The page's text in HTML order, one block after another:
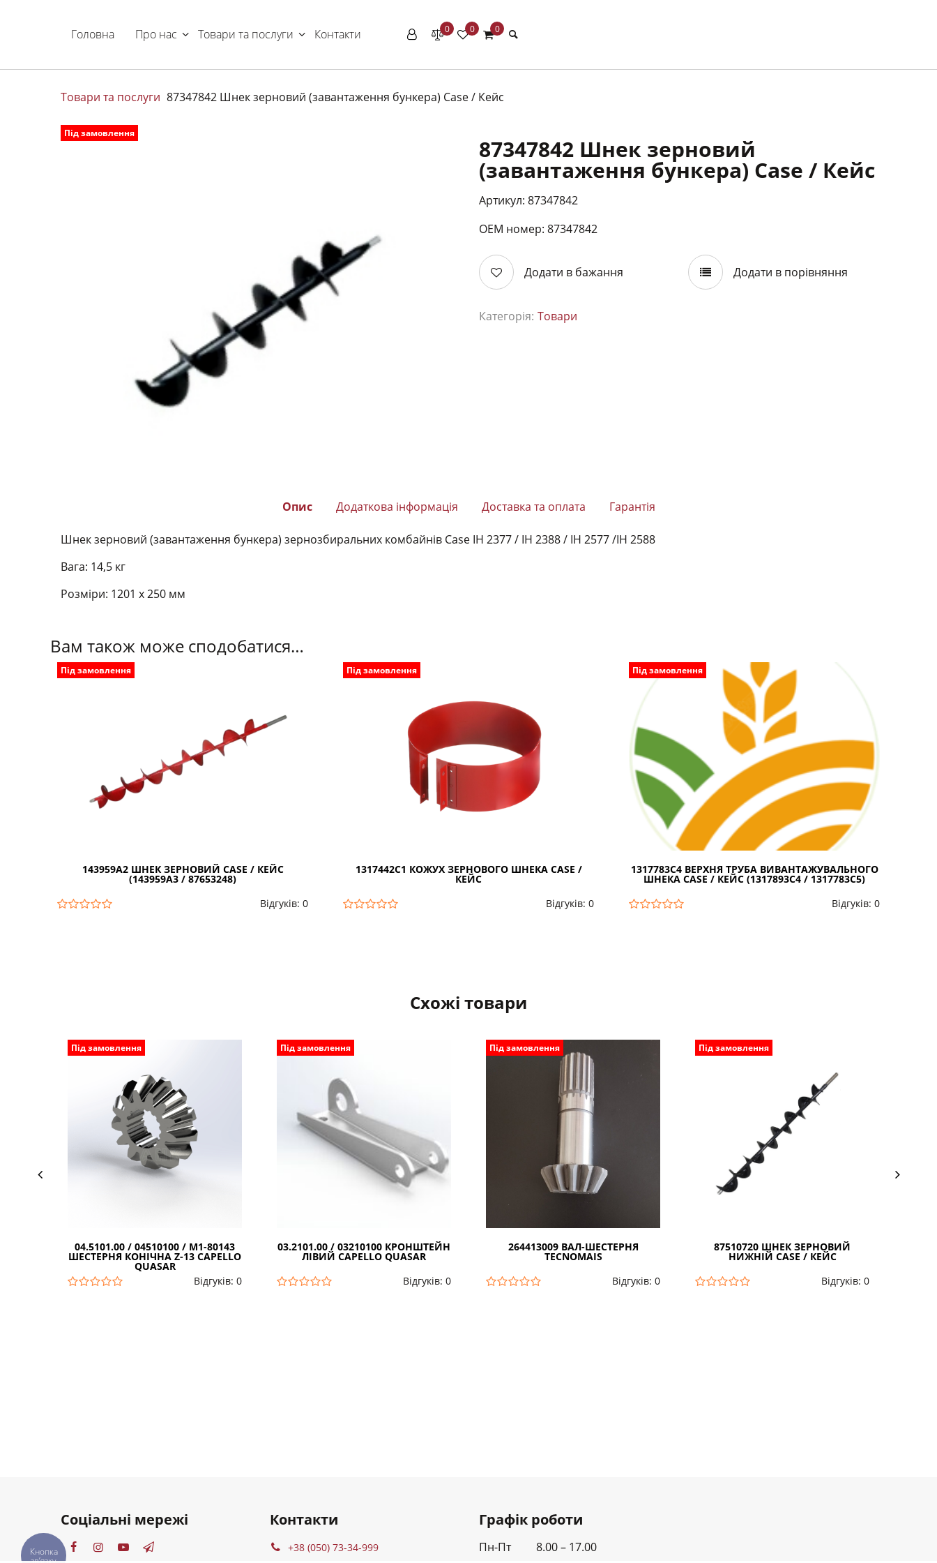
Головна Про нас Товари та послуги Контакти 0 0 0
Товари та послуги 87347842 Шнек зерновий (завантаження бункера) Case / Кейс
Під замовлення
87347842 Шнек зерновий
(завантаження бункера) Case / Кейс
Артикул: 87347842
ОЕМ номер: 87347842
Додати в бажання Додати в порівняння
Категорія: Товари
Опис Додаткова інформація Доставка та оплата Гарантія
Шнек зерновий (завантаження бункера) зернозбиральних комбайнів Case IH 2377 / IH 2388 / IH 2577 /IH 2588
Вага: 14,5 кг
Розміри: 1201 х 250 мм
Вам також може сподобатися…
Під замовлення
143959A2 ШНЕК ЗЕРНОВИЙ CASE / КЕЙС
(143959A3 / 87653248)
Відгуків: 0
Під замовлення
1317442C1 КОЖУХ ЗЕРНОВОГО ШНЕКА CASE /
КЕЙС
Відгуків: 0
Під замовлення
1317783C4 ВЕРХНЯ ТРУБА ВИВАНТАЖУВАЛЬНОГО
ШНЕКА CASE / КЕЙС (1317893C4 / 1317783C5)
Відгуків: 0
Схожі товари
Під замовлення
04.5101.00 / 04510100 / М1-80143
ШЕСТЕРНЯ КОНІЧНА Z-13 CAPELLO
QUASAR
Відгуків: 0
Під замовлення
03.2101.00 / 03210100 КРОНШТЕЙН
ЛІВИЙ CAPELLO QUASAR
Відгуків: 0
Під замовлення
264413009 ВАЛ-ШЕСТЕРНЯ
TECNOMAIS
Відгуків: 0
Під замовлення
87510720 ШНЕК ЗЕРНОВИЙ
НИЖНІЙ CASE / КЕЙС
Відгуків: 0
Соціальні мережі Контакти
+38 (050) 73-34-999
Графік роботи
Пн-Пт 8.00 – 17.00
Кнопка
звʼязку